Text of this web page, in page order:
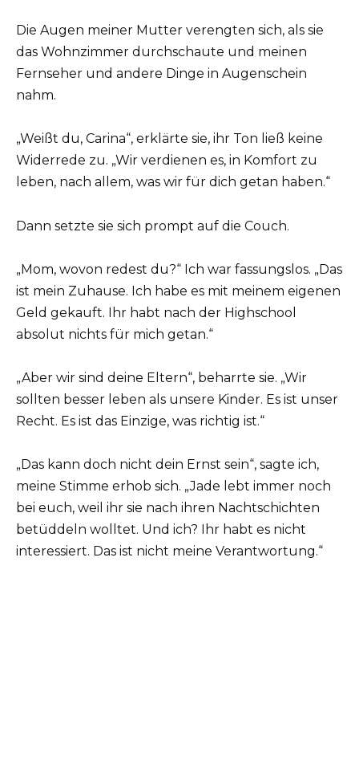
Die Augen meiner Mutter verengten sich, als sie
das Wohnzimmer durchschaute und meinen
Fernseher und andere Dinge in Augenschein
nahm.
„Weißt du, Carina“, erklärte sie, ihr Ton ließ keine
Widerrede zu. „Wir verdienen es, in Komfort zu
leben, nach allem, was wir für dich getan haben.“
Dann setzte sie sich prompt auf die Couch.
„Mom, wovon redest du?“ Ich war fassungslos. „Das
ist mein Zuhause. Ich habe es mit meinem eigenen
Geld gekauft. Ihr habt nach der Highschool
absolut nichts für mich getan.“
„Aber wir sind deine Eltern“, beharrte sie. „Wir
sollten besser leben als unsere Kinder. Es ist unser
Recht. Es ist das Einzige, was richtig ist.“
„Das kann doch nicht dein Ernst sein“, sagte ich,
meine Stimme erhob sich. „Jade lebt immer noch
bei euch, weil ihr sie nach ihren Nachtschichten
betüddeln wolltet. Und ich? Ihr habt es nicht
interessiert. Das ist nicht meine Verantwortung.“